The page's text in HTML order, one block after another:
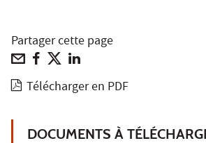
Partager cette page
Télécharger en PDF
DOCUMENTS À